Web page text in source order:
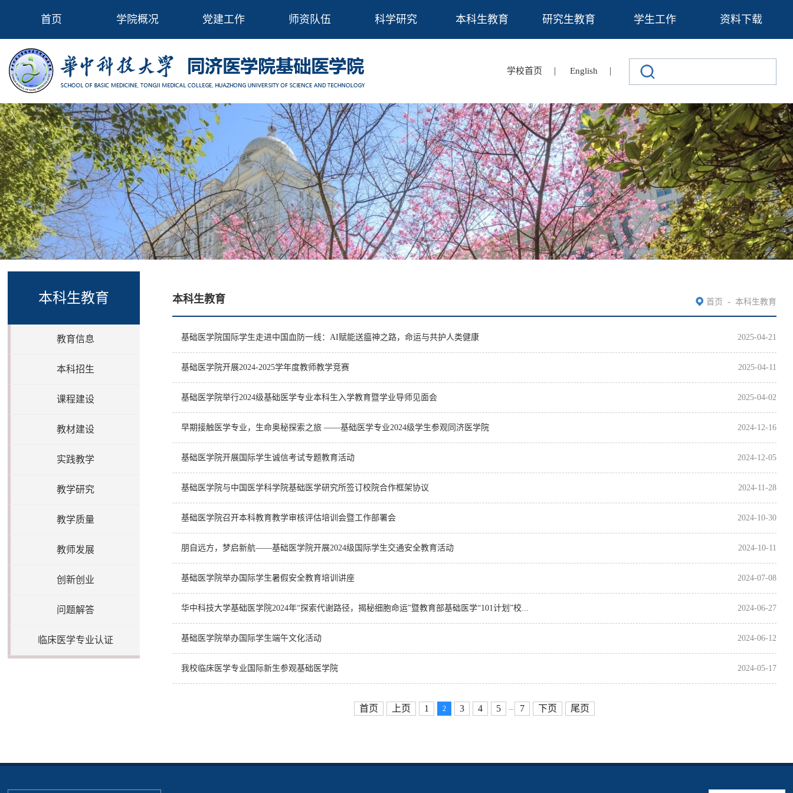
首页 学院概况 党建工作 师资队伍 科学研究 本科生教育 研究生教育 学生工作 资料下载
学校首页 | English |
本科生教育
教育信息
本科招生
课程建设
教材建设
实践教学
教学研究
教学质量
教师发展
创新创业
问题解答
临床医学专业认证
本科生教育 首页 - 本科生教育
基础医学院国际学生走进中国血防一线：AI赋能送瘟神之路，命运与共护人类健康 2025-04-21
基础医学院开展2024-2025学年度教师教学竞赛 2025-04-11
基础医学院举行2024级基础医学专业本科生入学教育暨学业导师见面会 2025-04-02
早期接触医学专业，生命奥秘探索之旅 ——基础医学专业2024级学生参观同济医学院 2024-12-16
基础医学院开展国际学生诚信考试专题教育活动 2024-12-05
基础医学院与中国医学科学院基础医学研究所签订校院合作框架协议 2024-11-28
基础医学院召开本科教育教学审核评估培训会暨工作部署会 2024-10-30
朋自远方，梦启新航——基础医学院开展2024级国际学生交通安全教育活动 2024-10-11
基础医学院举办国际学生暑假安全教育培训讲座 2024-07-08
华中科技大学基础医学院2024年“探索代谢路径，揭秘细胞命运”暨教育部基础医学“101计划”校... 2024-06-27
基础医学院举办国际学生端午文化活动 2024-06-12
我校临床医学专业国际新生参观基础医学院 2024-05-17
首页 上页 1 2 3 4 5 ... 7 下页 尾页